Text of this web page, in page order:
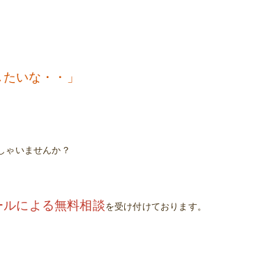
ゃいませんか？
ルによる無料相談を受け付けております。